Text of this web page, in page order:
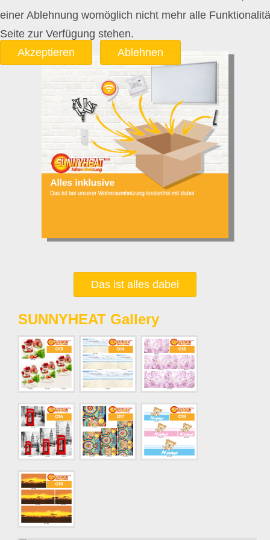
Das ist alles dabei
SUNNYHEAT Gallery
einer Ablehnung womöglich nicht mehr alle
Seite zur Verfügung stehen.
Akzeptieren
Ablehnen